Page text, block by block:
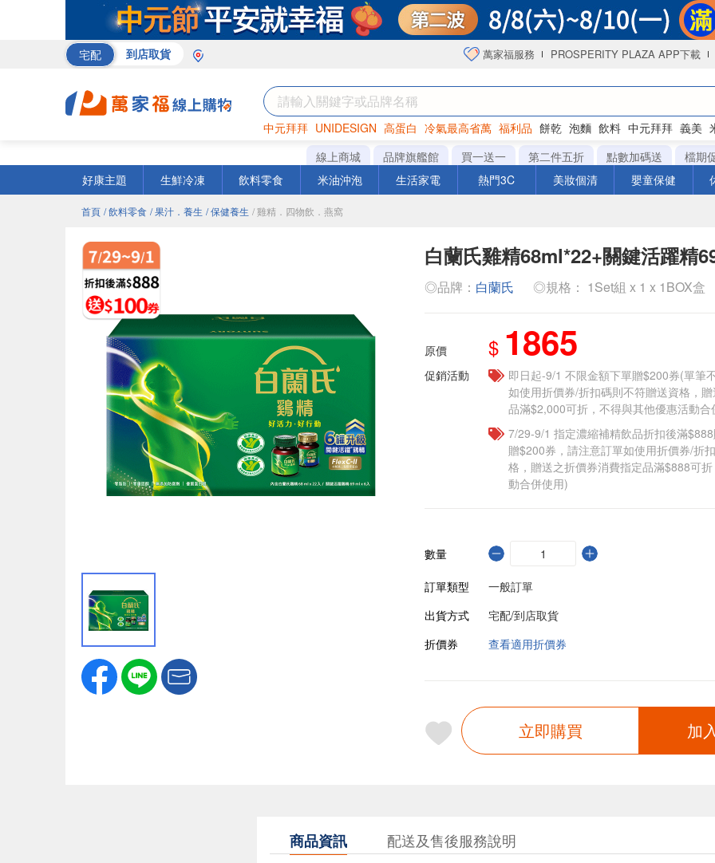
宅配 到店取貨 萬家福服務 PROSPERITY PLAZA APP下載
中元拜拜 UNIDESIGN 高蛋白 冷氣最高省萬 福利品 餅乾 泡麵 飲料 中元拜拜 義美
罐頭 咖啡 海苔
線上商城 品牌旗艦館 買一送一 第二件五折 點數加碼送
檔期
好康主題
生鮮冷凍 飲料零食 米油沖泡 生活家電 熱門3C 美妝個清 嬰童保健
首頁 / 飲料零食 / 果汁．養生 / 保健養生 / 雞精．四物飲．燕窩
白蘭氏雞精68ml*22+關鍵活躍精
◎品牌： 白蘭氏 ◎規格： 1Set組 x 1 x 1BOX盒
原價 $ 1865
促銷活動
即日起-9/1 不限金額下單贈$200券(單筆
如使用折價券/折扣碼則不符贈送資格，
品滿$2,000可折，不得與其他優惠活動合
7/29-9/1 指定濃縮補精飲品​折扣後滿
贈$200券，請注意訂單如使用折價券/折
格，贈送之折價券消費指定品滿$888可
動合併使用)
數量
訂單類型
一般訂單
出貨方式
宅配/到店取貨
折價券
查看適用折價券
立即購買 加
商品資訊 配送及售後服務說明